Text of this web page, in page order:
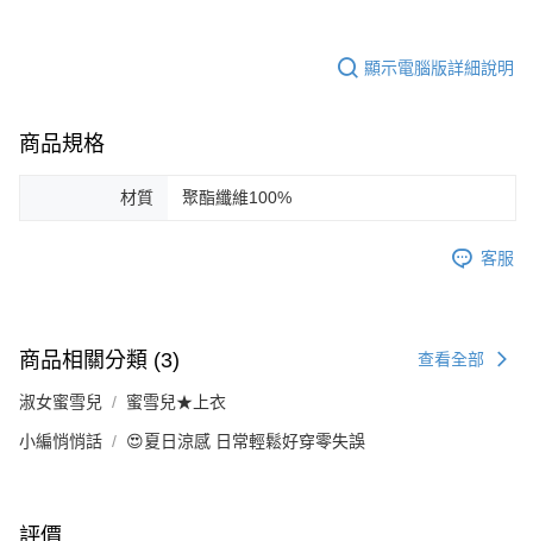
顯示電腦版詳細說明
商品規格
材質 聚酯纖維100%
客服
商品相關分類 (3) 查看全部
淑女蜜雪兒 蜜雪兒★上衣
小編悄悄話 😍夏日涼感 日常輕鬆好穿零失誤